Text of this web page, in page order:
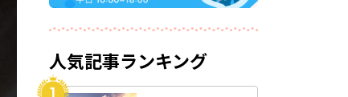
人気記事ランキング